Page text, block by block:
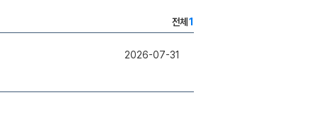
전체 1
2026-07-31